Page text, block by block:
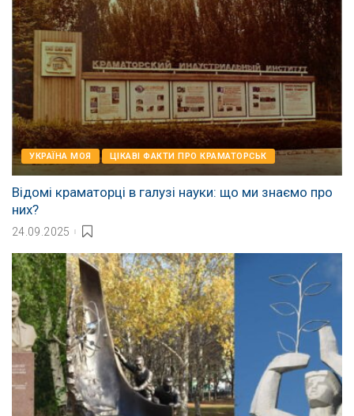
УКРАЇНА МОЯ ЦІКАВІ ФАКТИ ПРО КРАМАТОРСЬК
Відомі краматорці в галузі науки: що ми знаємо про
них?
24.09.2025